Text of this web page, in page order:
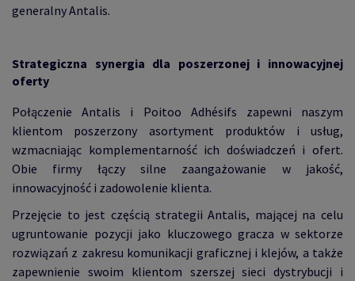
generalny Antalis.
Strategiczna synergia dla poszerzonej i innowacyjnej
oferty
Połączenie Antalis i Poitoo Adhésifs zapewni naszym
klientom poszerzony asortyment produktów i usług,
wzmacniając komplementarność ich doświadczeń i ofert.
Obie firmy łączy silne zaangażowanie w jakość,
innowacyjność i zadowolenie klienta.
Przejęcie to jest częścią strategii Antalis, mającej na celu
ugruntowanie pozycji jako kluczowego gracza w sektorze
rozwiązań z zakresu komunikacji graficznej i klejów, a także
zapewnienie swoim klientom szerszej sieci dystrybucji i